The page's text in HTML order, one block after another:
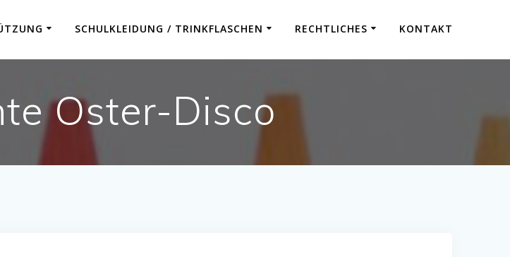
SCHULKLEIDUNG / TRINKFLASCHEN RECHTLICHES KONTAKT
Oster-Disco